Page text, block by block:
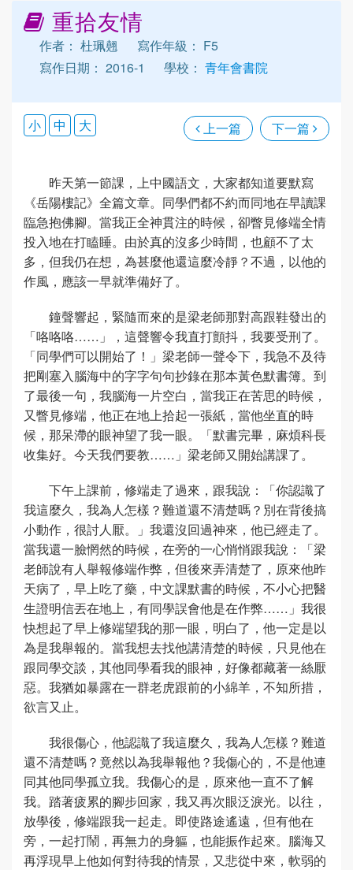
重拾友情
作者： 杜珮翹
寫作年級： F5
寫作日期： 2016-1
學校： 青年會書院
上一篇 下一篇
小 中 大
昨天第一節課，上中國語文，大家都知道要默寫
《岳陽樓記》全篇文章。同學們都不約而同地在早讀課
臨急抱佛腳。當我正全神貫注的時候，卻瞥見修端全情
投入地在打瞌睡。由於真的沒多少時間，也顧不了太
多，但我仍在想，為甚麼他還這麼冷靜？不過，以他的
作風，應該一早就準備好了。
鐘聲響起，緊隨而來的是梁老師那對高跟鞋發出的
「咯咯咯……」，這聲響令我直打顫抖，我要受刑了。
「同學們可以開始了！」梁老師一聲令下，我急不及待
把剛塞入腦海中的字字句句抄錄在那本黃色默書簿。到
了最後一句，我腦海一片空白，當我正在苦思的時候，
又瞥見修端，他正在地上拾起一張紙，當他坐直的時
候，那呆滯的眼神望了我一眼。「默書完畢，麻煩科長
收集好。今天我們要教……」梁老師又開始講課了。
下午上課前，修端走了過來，跟我說：「你認識了
我這麼久，我為人怎樣？難道還不清楚嗎？別在背後搞
小動作，很討人厭。」我還沒回過神來，他已經走了。
當我還一臉惘然的時候，在旁的一心悄悄跟我說：「梁
老師說有人舉報修端作弊，但後來弄清楚了，原來他昨
天病了，早上吃了藥，中文課默書的時候，不小心把醫
生證明信丟在地上，有同學誤會他是在作弊……」我很
快想起了早上修端望我的那一眼，明白了，他一定是以
為是我舉報的。當我想去找他講清楚的時候，只見他在
跟同學交談，其他同學看我的眼神，好像都藏著一絲厭
惡。我猶如暴露在一群老虎跟前的小綿羊，不知所措，
欲言又止。
我很傷心，他認識了我這麼久，我為人怎樣？難道
還不清楚嗎？竟然以為我舉報他？我傷心的，不是他連
同其他同學孤立我。我傷心的是，原來他一直不了解
我。踏著疲累的腳步回家，我又再次眼泛淚光。以往，
放學後，修端跟我一起走。即使路途遙遠，但有他在
旁，一起打鬧，再無力的身軀，也能振作起來。腦海又
再浮現早上他如何對待我的情景，又悲從中來，軟弱的